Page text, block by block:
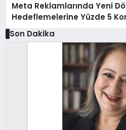
Meta Reklamlarında Yeni
Hedeflemelerine Yüzde 5
Son Dakika